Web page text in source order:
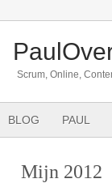
Scrum, Online,
BLOG PAUL
Mijn 2012